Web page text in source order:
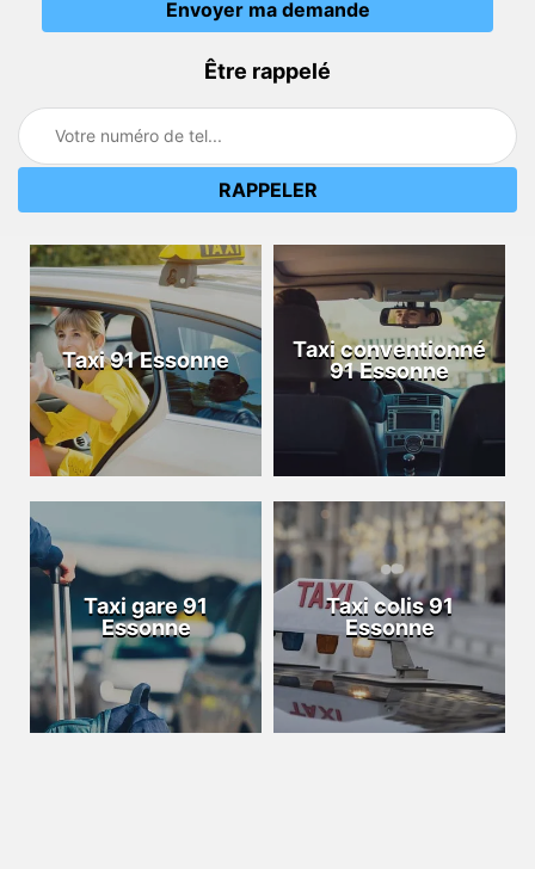
Être rappelé
Taxi 91 Essonne
Taxi conventionné
91 Essonne
Taxi gare 91
Essonne
Taxi colis 91
Essonne